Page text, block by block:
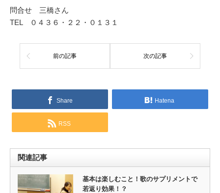
問合せ 三橋さん
TEL ０４３６・２２・０１３１
前の記事 次の記事
Share Hatena
RSS
関連記事
基本は楽しむこと！歌のサプリメントで
若返り効果！？